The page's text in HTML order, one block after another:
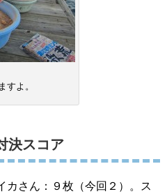
すよ。
決スコア
カさん：９枚（今回２）。ス